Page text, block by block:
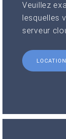
Veuillez
lesquelles
serveur